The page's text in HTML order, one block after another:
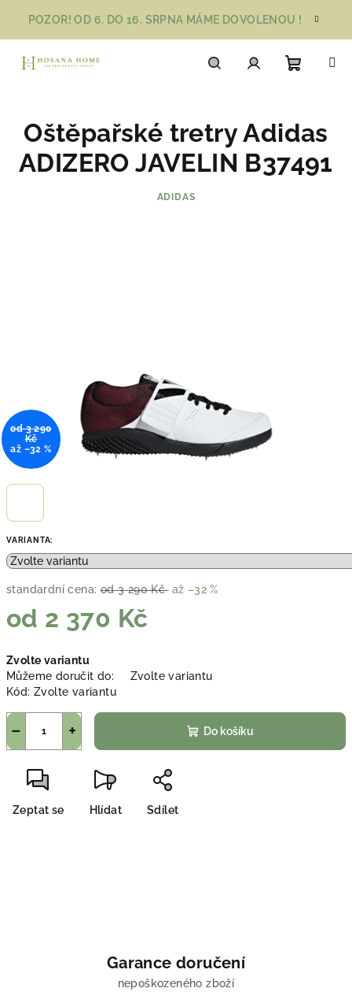
obsah
POZOR! OD 6. DO 16. SRPNA MÁME DOVOLENOU !
košík
VARIANTA:
standardní cena: od 3 290 Kč až –32 %
od 2 370 Kč
cena:
Zvolte variantu
Můžeme doručit do:
Zvolte variantu
Kód: Zvolte variantu
+
− Do košíku
Zeptat se Hlídat Sdílet
Oštěpařské tretry Adidas
ADIZERO JAVELIN B37491
ADIDAS
od 3 290
Kč
až –32 %
Garance doručení
nepoškozeného zboží